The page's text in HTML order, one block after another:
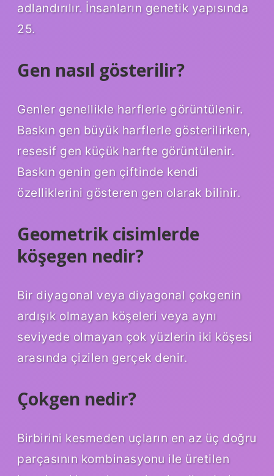
adlandırılır. İnsanların genetik yapısında
25.
Gen nasıl gösterilir?
Genler genellikle harflerle görüntülenir.
Baskın gen büyük harflerle gösterilirken,
resesif gen küçük harfte görüntülenir.
Baskın genin gen çiftinde kendi
özelliklerini gösteren gen olarak bilinir.
Geometrik cisimlerde
köşegen nedir?
Bir diyagonal veya diyagonal çokgenin
ardışık olmayan köşeleri veya aynı
seviyede olmayan çok yüzlerin iki köşesi
arasında çizilen gerçek denir.
Çokgen nedir?
Birbirini kesmeden uçların en az üç doğru
parçasının kombinasyonu ile üretilen